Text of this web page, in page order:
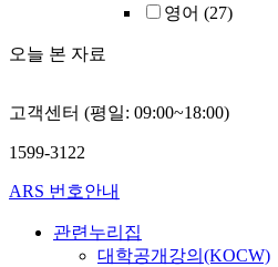
영어 (27)
오늘 본 자료
고객센터 (평일: 09:00~18:00)
1599-3122
ARS 번호안내
관련누리집
대학공개강의(KOCW)